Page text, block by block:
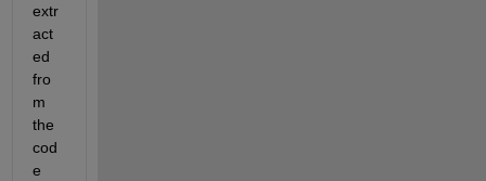
extr
act
ed
fro
m
the
cod
e